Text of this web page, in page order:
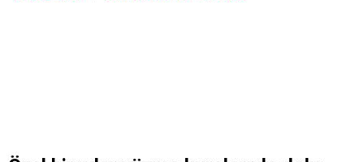
kazandırmışlar